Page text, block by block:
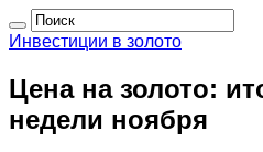
Инвестиции в золото
Цена на золото:
недели ноября